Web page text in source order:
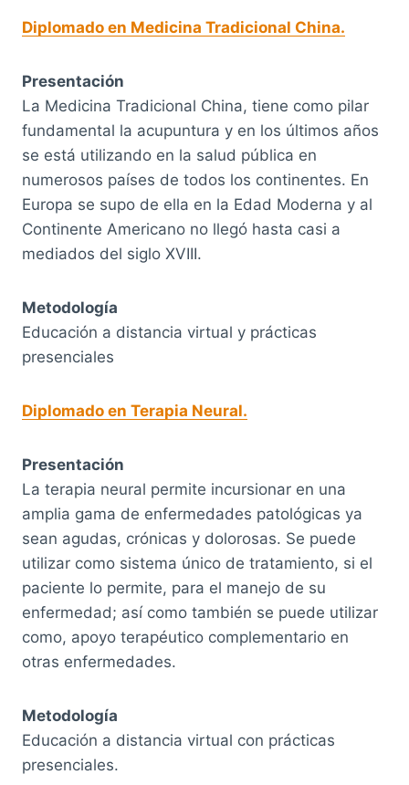
Diplomado en Medicina Tradicional China.
Presentación
La Medicina Tradicional China, tiene como pilar
fundamental la acupuntura y en los últimos años
se está utilizando en la salud pública en
numerosos países de todos los continentes. En
Europa se supo de ella en la Edad Moderna y al
Continente Americano no llegó hasta casi a
mediados del siglo XVIII.
Metodología
Educación a distancia virtual y prácticas
presenciales
Diplomado en Terapia Neural.
Presentación
La terapia neural permite incursionar en una
amplia gama de enfermedades patológicas ya
sean agudas, crónicas y dolorosas. Se puede
utilizar como sistema único de tratamiento, si el
paciente lo permite, para el manejo de su
enfermedad; así como también se puede utilizar
como, apoyo terapéutico complementario en
otras enfermedades.
Metodología
Educación a distancia virtual con prácticas
presenciales.